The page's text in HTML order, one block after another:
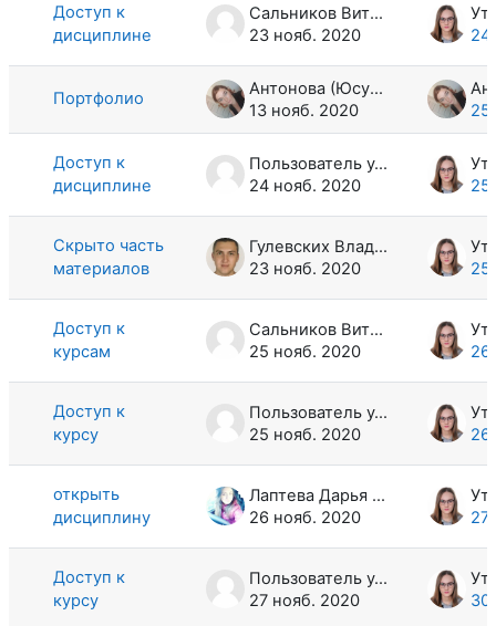
Доступ к
дисциплине
Сальников Виталий Викторович
23 нояб. 2020
24
Портфолио
Антонова (Юсупова) Юлия Артуровна
13 нояб. 2020
25
Доступ к
дисциплине
Пользователь удален
24 нояб. 2020
25
Скрыто часть
материалов
Гулевских Владимир Вячеславович
23 нояб. 2020
25
Доступ к
курсам
Сальников Виталий Викторович
25 нояб. 2020
26
Доступ к
курсу
Пользователь удален
25 нояб. 2020
26
открыть
дисциплину
Лаптева Дарья Алексеевна
26 нояб. 2020
27
Доступ к
курсу
Пользователь удален
27 нояб. 2020
30